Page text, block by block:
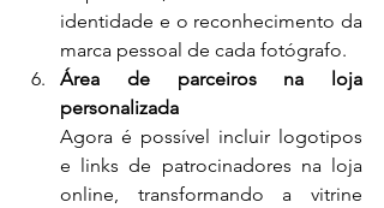
identidade e o reconhecimento da
marca pessoal de cada fotógrafo.
Área de parceiros na loja
personalizada
Agora é possível incluir logotipos
e links de patrocinadores na loja
online, transformando a vitrine